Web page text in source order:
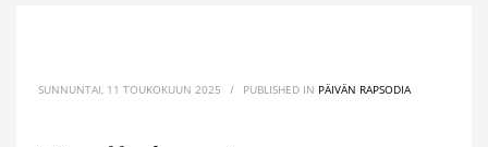
SUNNUNTAI, 11 TOUKOKUUN 2025 / PUBLISHED IN PÄIVÄN RAPSODIA